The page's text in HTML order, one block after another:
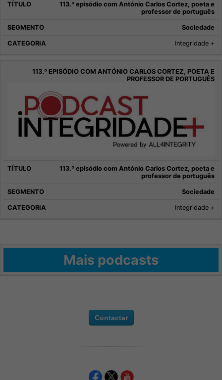
113.º episódio com António Carlos Cortez, poeta e
professor de português
Sociedade
Integridade +
113.º episódio com António Carlos Cortez, poeta e
professor de português
Sociedade
Integridade +
Mais podcasts
Contactar